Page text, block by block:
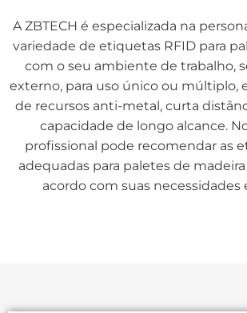
A ZBTECH é especializada na
variedade de etiquetas RFID para
com o seu ambiente de trabalho,
externo, para uso único ou múltiplo,
de recursos anti-metal, curta
capacidade de longo alcance.
profissional pode recomendar as
adequadas para paletes de
acordo com suas necessidades